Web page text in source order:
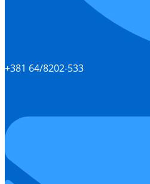
+381 64/8202-533